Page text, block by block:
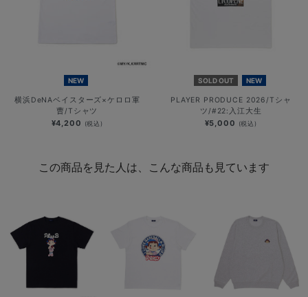
NEW
横浜DeNAベイスターズ×ケロロ軍
曹/Tシャツ
¥4,200 (税込)
SOLD OUT NEW
PLAYER PRODUCE 2026/Tシャ
ツ/#22:入江大生
¥5,000 (税込)
この商品を見た人は、こんな商品も見ています